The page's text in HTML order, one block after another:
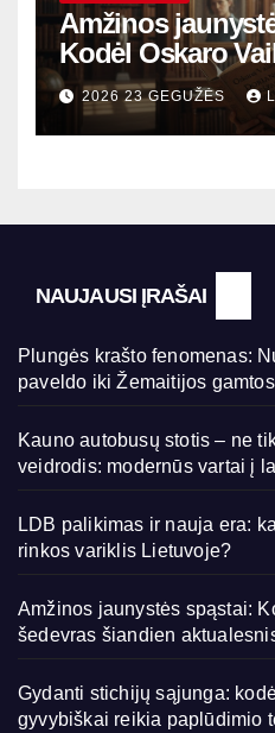
Amžinos
Kodėl Oskaro
šiandien
kada?
2026 23 GEGUŽĖS
NAUJAUSI ĮRAŠAI
Plungės krašto fenomenas:
paveldo iki Žemaitijos
Kauno autobusų stotis – ne
veidrodis: modernūs vartai į
LDB palikimas ir nauja era:
rinkos variklis Lietuvoje?
Amžinos jaunystės spąstai:
šedevras šiandien
Gydanti stichijų sąjunga:
gyvybiškai reikia paplūdimio